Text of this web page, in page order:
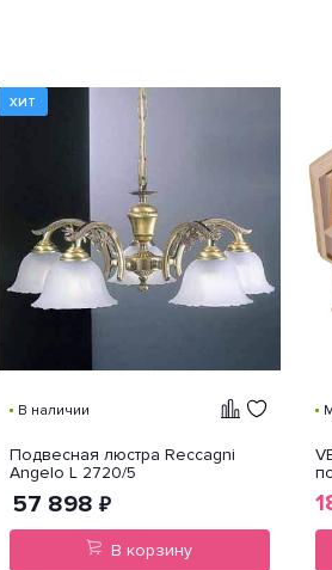
ХИТ
В наличии
Подвесная люстра Reccagni
Angelo L 2720/5
57 898 ₽
В корзину